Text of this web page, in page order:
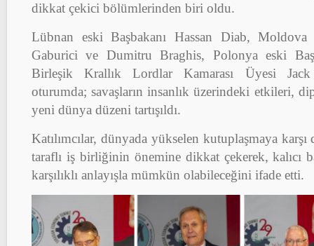
dikkat çekici bölümlerinden biri oldu.
Lübnan eski Başbakanı Hassan Diab, Moldova
Gaburici ve Dumitru Braghis, Polonya eski
Birleşik Krallık Lordlar Kamarası Üyesi Jack
oturumda; savaşların insanlık üzerindeki etkileri,
yeni dünya düzeni tartışıldı.
Katılımcılar, dünyada yükselen kutuplaşmaya
taraflı iş birliğinin önemine dikkat çekerek, kalıcı
karşılıklı anlayışla mümkün olabileceğini ifade etti.